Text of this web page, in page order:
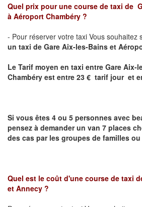
Quel prix pour une course de taxi de
à Aéroport Chambéry ?
- Pour réserver votre taxi Vous souhaitez
un taxi de Gare Aix-les-Bains et
Le Tarif moyen en taxi entre Gare Aix-
Chambéry est entre 23 € tarif jour et
Si vous êtes 4 ou 5 personnes avec
pensez à demander un van 7 places
des cas par les groupes de familles ou
Quel est le coût d'une course de taxi
et Annecy ?